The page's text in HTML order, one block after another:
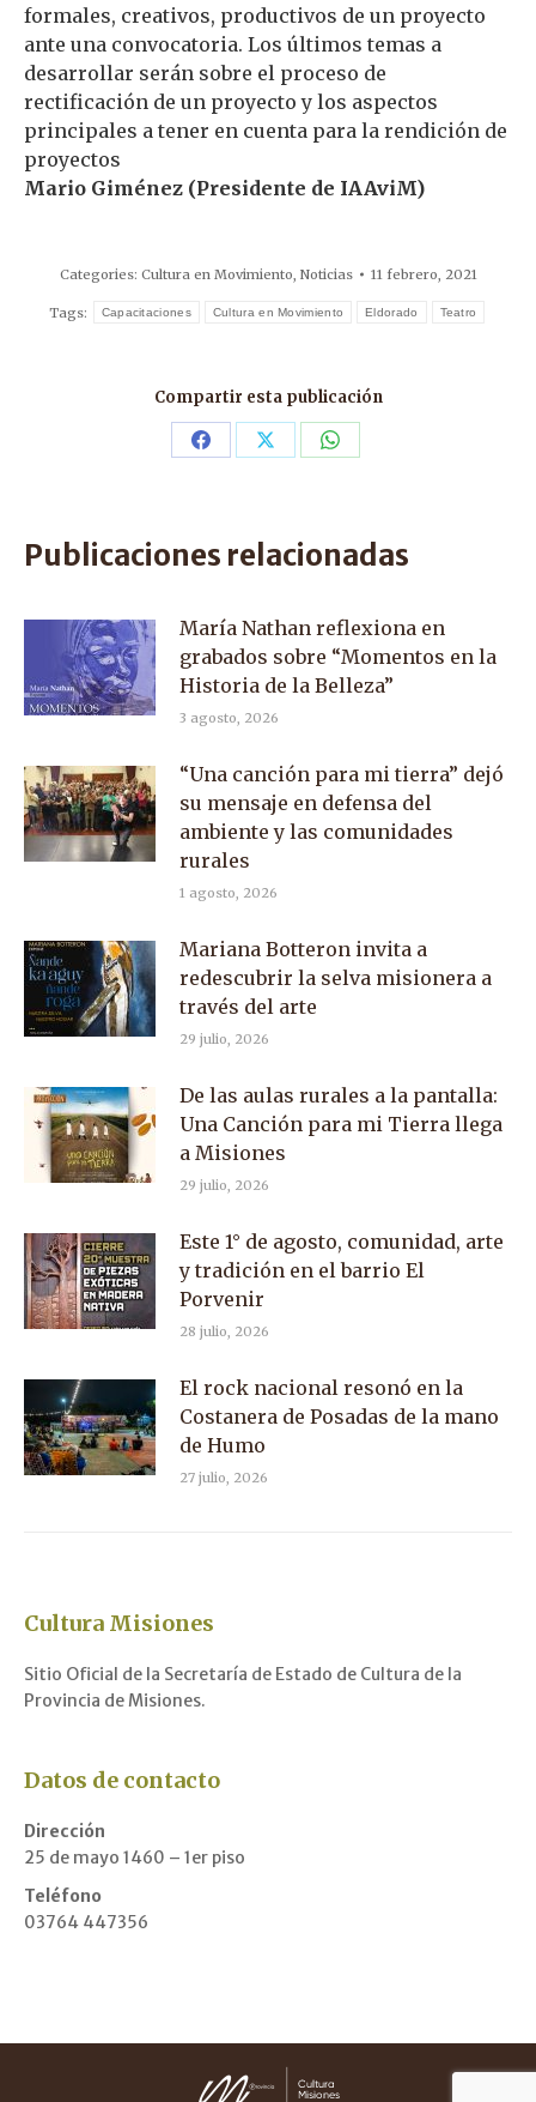
formales, creativos, productivos de un proyecto
ante una convocatoria. Los últimos temas a
desarrollar serán sobre el proceso de
rectificación de un proyecto y los aspectos
principales a tener en cuenta para la rendición de
proyectos
Mario Giménez (Presidente de IAAviM)
Categories: Cultura en Movimiento, Noticias 11 febrero, 2021
Tags: Capacitaciones Cultura en Movimiento Eldorado Teatro
Compartir esta publicación
Share Share Share
Publicaciones relacionadas
María Nathan reflexiona en
grabados sobre “Momentos en la
Historia de la Belleza”
3 agosto, 2026
“Una canción para mi tierra” dejó
su mensaje en defensa del
ambiente y las comunidades
rurales
1 agosto, 2026
Mariana Botteron invita a
redescubrir la selva misionera a
través del arte
29 julio, 2026
De las aulas rurales a la pantalla:
Una Canción para mi Tierra llega
a Misiones
29 julio, 2026
Este 1° de agosto, comunidad, arte
y tradición en el barrio El
Porvenir
28 julio, 2026
El rock nacional resonó en la
Costanera de Posadas de la mano
de Humo
27 julio, 2026
Cultura Misiones
Sitio Oficial de la Secretaría de Estado de Cultura de la
Provincia de Misiones.
Datos de contacto
Dirección
25 de mayo 1460 – 1er piso
Teléfono
03764 447356